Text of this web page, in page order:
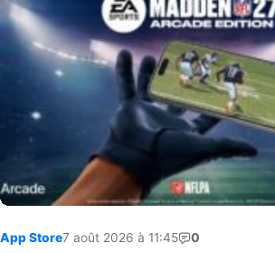
App Store7 août 2026 à 11:45 0